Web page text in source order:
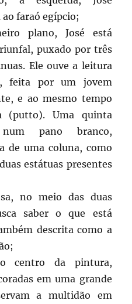
faraó egípcio;
plano, José está
puxado por três
Ele ouve a leitura
feita por um jovem
e ao mesmo tempo
(putto). Uma quinta
pano branco,
de uma coluna, como
estátuas presentes
no meio das duas
saber o que está
descrita como a
centro da pintura,
em uma grande
a multidão em